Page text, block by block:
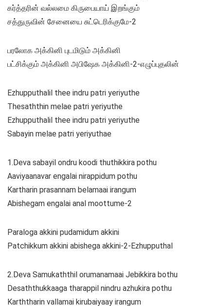
கர்த்தரின் வல்லமை கிருபையாய் இறங்கும்
சத்துருவின் சேனையை சுட்டெரிக்குமே-2
பரலோக அக்கினி புடமிடும் அக்கினி
பட்சிக்கும் அக்கினி அபிஷேக அக்கினி-2-எழுப்புதலின்
Ezhupputhalil thee indru patri yeriyuthe
Thesaththin melae patri yeriyuthe
Ezhupputhalil thee indru patri yeriyuthe
Sabayin melae patri yeriyuthae
1.Deva sabayil ondru koodi thuthikkira pothu
Aaviyaanavar engalai nirappidum pothu
Kartharin prasannam belamaai irangum
Abishegam engalai anal moottume-2
Paraloga akkini pudamidum akkini
Patchikkum akkini abishega akkini-2-Ezhupputhal
2.Deva Samukaththil orumanamaai Jebikkira bothu
Desaththukkaaga tharappil nindru azhukira pothu
Karththarin vallamai kirubaiyaay irangum